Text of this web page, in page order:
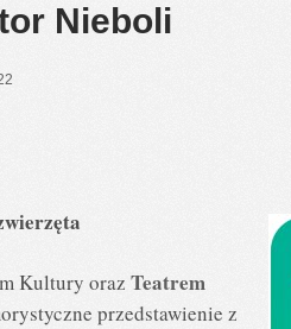
Nieboli
Kultury oraz Teatrem
przedstawienie z